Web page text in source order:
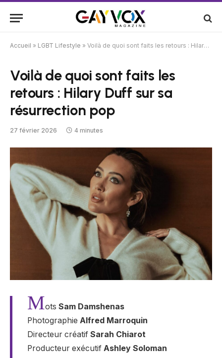
Accueil » LGBT Lifestyle » Voilà de quoi sont faits les retours : Hilary Duff sur sa résurrection pop
Voilà de quoi sont faits les
retours : Hilary Duff sur sa
résurrection pop
27 février 2026 4 minutes
Mots Sam Damshenas
Photographie Alfred Marroquin
Directeur créatif Sarah Chiarot
Producteur exécutif Ashley Soloman